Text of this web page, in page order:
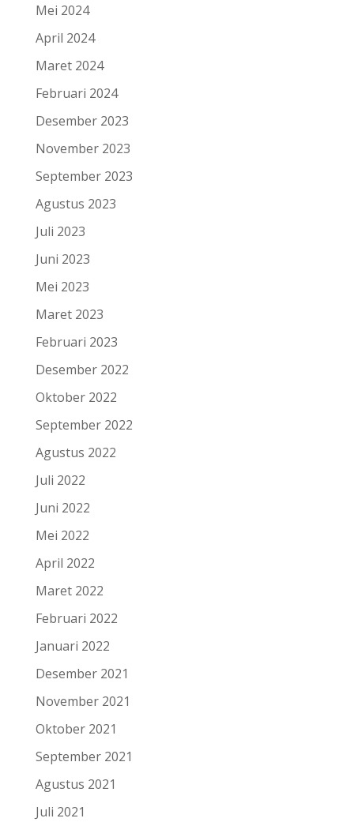
Mei 2024
April 2024
Maret 2024
Februari 2024
Desember 2023
November 2023
September 2023
Agustus 2023
Juli 2023
Juni 2023
Mei 2023
Maret 2023
Februari 2023
Desember 2022
Oktober 2022
September 2022
Agustus 2022
Juli 2022
Juni 2022
Mei 2022
April 2022
Maret 2022
Februari 2022
Januari 2022
Desember 2021
November 2021
Oktober 2021
September 2021
Agustus 2021
Juli 2021